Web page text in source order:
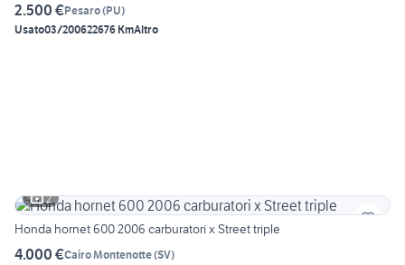
2.500 €Pesaro(PU)
Usato03/200622676 KmAltro
2
Honda hornet 600 2006 carburatori x Street triple
4.000 €Cairo Montenotte(SV)